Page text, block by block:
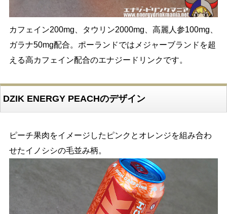
カフェイン200mg、タウリン2000mg、高麗人参100mg、
ガラナ50mg配合。ポーランドではメジャーブランドを超
える高カフェイン配合のエナジードリンクです。
DZIK ENERGY PEACHのデザイン
ピーチ果肉をイメージしたピンクとオレンジを組み合わ
せたイノシシの毛並み柄。